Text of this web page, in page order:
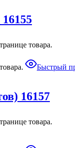
товара.
Быстрый
16157
товара.